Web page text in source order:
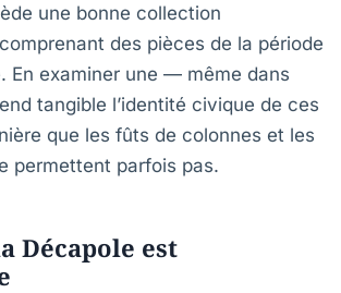
une bonne collection
des pièces de la période
En examiner une — même dans
tangible l’identité civique de ces
que les fûts de colonnes et les
permettent parfois pas.
Décapole est